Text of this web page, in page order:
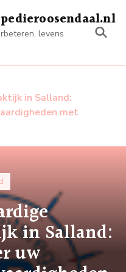
levens
in Salland:
met
in Salland:
uw